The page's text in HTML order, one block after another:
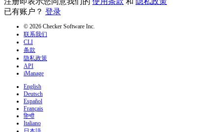
已有账户？ 登录
© 2026 Checker Software Inc.
联系我们
CLI
条款
隐私政策
API
iManage
English
Deutsch
Español
Français
हिन्दी
Italiano